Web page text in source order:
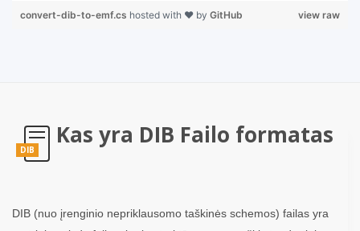
view raw
convert-dib-to-emf.cs hosted with ❤ by GitHub
DIB
Kas yra DIB Failo formatas
DIB (nuo įrenginio nepriklausomo taškinės schemos) failas yra